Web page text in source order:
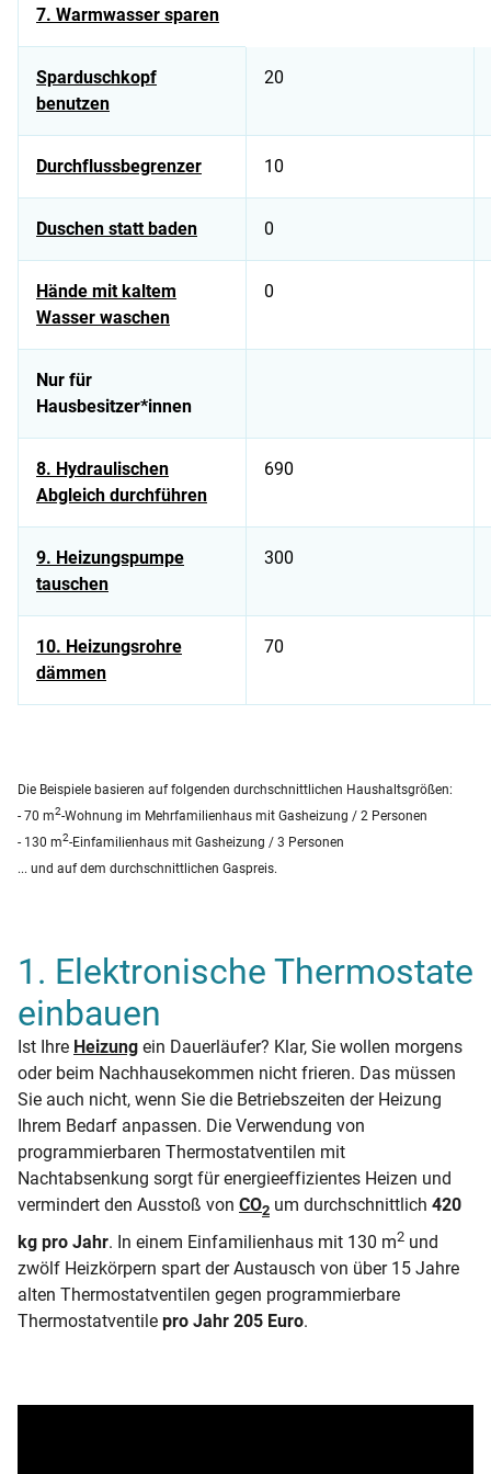
7. Warmwasser sparen
Sparduschkopf
benutzen
20
Durchflussbegrenzer 10
Duschen statt baden 0
Hände mit kaltem
Wasser waschen
0
Nur für
Hausbesitzer*innen
8. Hydraulischen
Abgleich durchführen
690
9. Heizungspumpe
tauschen
300
10. Heizungsrohre
dämmen
70
Die Beispiele basieren auf folgenden durchschnittlichen Haushaltsgrößen:
- 70 m2-Wohnung im Mehrfamilienhaus mit Gasheizung / 2 Personen
- 130 m2-Einfamilienhaus mit Gasheizung / 3 Personen
... und auf dem durchschnittlichen Gaspreis.
1. Elektronische Thermostate
einbauen
Ist Ihre Heizung ein Dauerläufer? Klar, Sie wollen morgens
oder beim Nachhausekommen nicht frieren. Das müssen
Sie auch nicht, wenn Sie die Betriebszeiten der Heizung
Ihrem Bedarf anpassen. Die Verwendung von
programmierbaren Thermostatventilen mit
Nachtabsenkung sorgt für energieeffizientes Heizen und
vermindert den Ausstoß von CO2 um durchschnittlich 420
kg pro Jahr. In einem Einfamilienhaus mit 130 m2 und
zwölf Heizkörpern spart der Austausch von über 15 Jahre
alten Thermostatventilen gegen programmierbare
Thermostatventile pro Jahr 205 Euro.